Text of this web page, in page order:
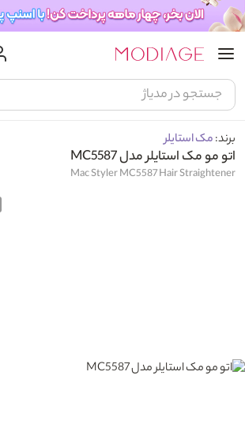
برند:مک استایلر
اتو مو مک استایلر مدل MC5587
Mac Styler MC5587 Hair Straightener